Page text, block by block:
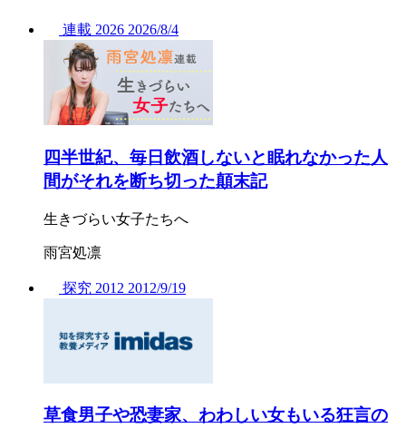
連載 2026 2026/8/4
四半世紀、毎日飲酒しないと眠れなかった人
間がそれを断ち切った顛末記
生きづらい女子たちへ
雨宮処凛
探究 2012 2012/9/19
草食男子や恐妻家、わわしい女もいる狂言の